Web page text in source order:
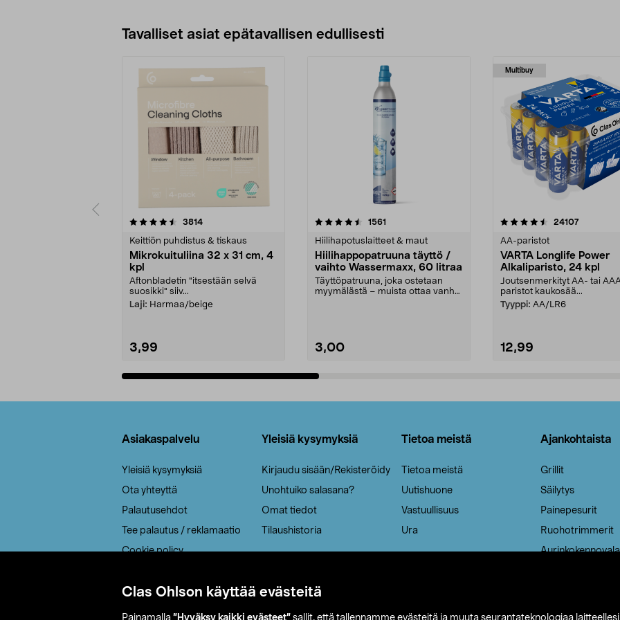
Clas Ohlson käyttää evästeitä
Painamalla ”Hyväksy kaikki evästeet” sallit, että tallennamme evästeitä ja muuta seurantateknologiaa laitteellesi
Tavalliset asiat epätavallisen edullisesti
3814arvostelut
Keittiön puhdistus & tiskaus
Mikrokuituliina 32 x 31 cm, 4
kpl
Aftonbladetin "itsestään selvä
suosikki" siiv...
Laji: Harmaa/beige
3,99
4.5viidestä
1561
Hiilihapotuslaitteet & maut
Hiilihappopatruuna täyttö /
vaihto Wassermaxx, 60 litraa
Täyttöpatruuna, joka ostetaan
myymälästä – muista ottaa vanha
3,00
Multibuy
4.5viidestä
24107arvostelut
AA-paristot
VARTA Longlife Power
Alkaliparisto, 24 kpl
Joutsenmerkityt AA- tai
paristot kaukosää...
Tyyppi: AA/LR6
12,99
4.5viidestä
Asiakaspalvelu
Yleisiä kysymyksiä
Ota yhteyttä
Palautusehdot
Tee palautus / reklamaatio
Cookie policy
Saavutettavuus
Yleisiä kysymyksiä
Kirjaudu sisään/Rekisteröidy
Unohtuiko salasana?
Omat tiedot
Tilaushistoria
Tietoa meistä
Tietoa meistä
Uutishuone
Vastuullisuus
Ura
Ajankohtaista
Grillit
Säilytys
Painepesurit
Ruohotrimmerit